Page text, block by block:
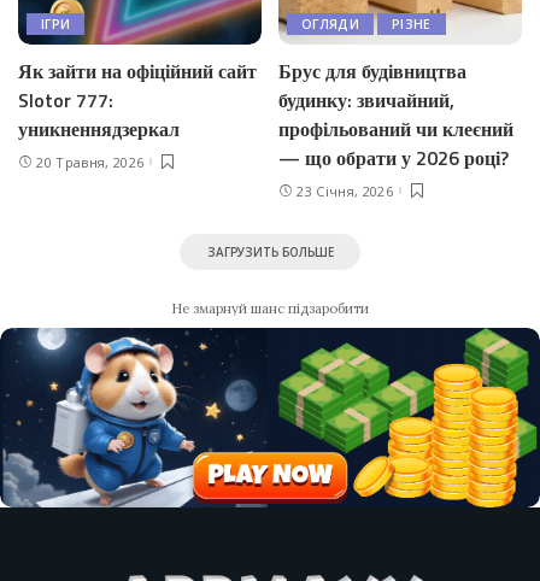
ІГРИ
Як зайти на офіційний сайт
Slotor 777:
уникненнядзеркал
20 Травня, 2026
ОГЛЯДИ РІЗНЕ
Брус для будівництва
будинку: звичайний,
профільований чи клеєний
— що обрати у 2026 році?
23 Січня, 2026
ЗАГРУЗИТЬ БОЛЬШЕ
Не змарнуй шанс підзаробити